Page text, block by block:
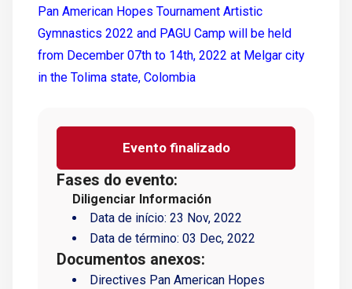
Pan American Hopes Tournament Artistic
Gymnastics 2022 and PAGU Camp will be held
from December 07th to 14th, 2022 at Melgar city
in the Tolima state, Colombia
Evento finalizado
Fases do evento:
Diligenciar Información
Data de início: 23 Nov, 2022
Data de término: 03 Dec, 2022
Documentos anexos:
Directives Pan American Hopes